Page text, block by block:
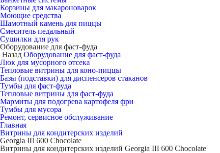
Корзины для макароноварок
Моющие средства
Шамотный камень для пиццы
Смеситель педальный
Сушилки для рук
Оборудование для фаст-фуда
Назад Оборудование для фаст-фуда
Люк для мусорного отсека
Тепловые витрины для коно-пиццы
Базы (подставки) для диспенсеров стаканов
Тумбы для фаст-фуда
Тепловые витрины для фаст-фуда
Мармиты для подогрева картофеля фри
Тумбы для мусора
Ремонт, сервисное обслуживание
Главная
Витрины для кондитерских изделий
Georgia III 600 Chocolate
Витрины для кондитерских изделий Georgia III 600 Chocolate